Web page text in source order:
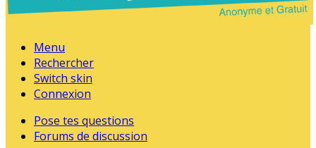
Menu
Rechercher
Switch skin
Connexion
Pose tes questions
Forums de discussion